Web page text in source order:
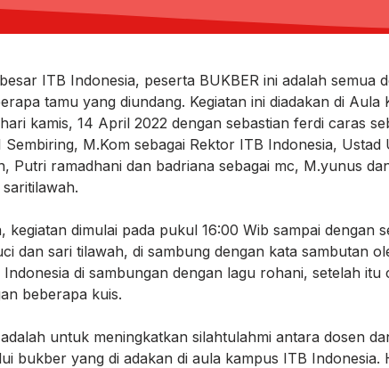
ITB Indonesia, peserta BUKBER ini adalah semua
tamu yang diundang. Kegiatan ini diadakan di Aula
kamis, 14 April 2022 dengan sebastian ferdi caras
M.Kom sebagai Rektor ITB Indonesia, Ustad
Putri ramadhani dan badriana sebagai mc, M.yunus
kegiatan dimulai pada pukul 16:00 Wib sampai dengan
dan sari tilawah, di sambung dengan kata sambutan
di sambungan dengan lagu rohani, setelah itu
beberapa kuis.
untuk meningkatkan silahtulahmi antara dosen
bukber yang di adakan di aula kampus ITB Indonesia.